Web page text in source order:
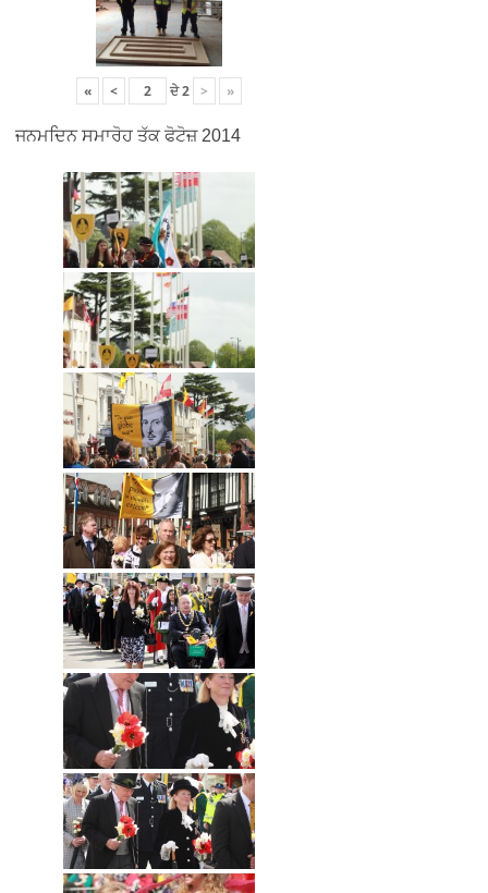
« < ਦੇ2 > »
ਜਨਮਦਿਨ ਸਮਾਰੋਹ ਤੱਕ ਫੋਟੋਜ਼ 2014